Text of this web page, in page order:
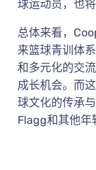
球运动员，也
总体来看，
来篮球青训体
和多元化的交
成长机会。而
球文化的传承
Flagg和其他年